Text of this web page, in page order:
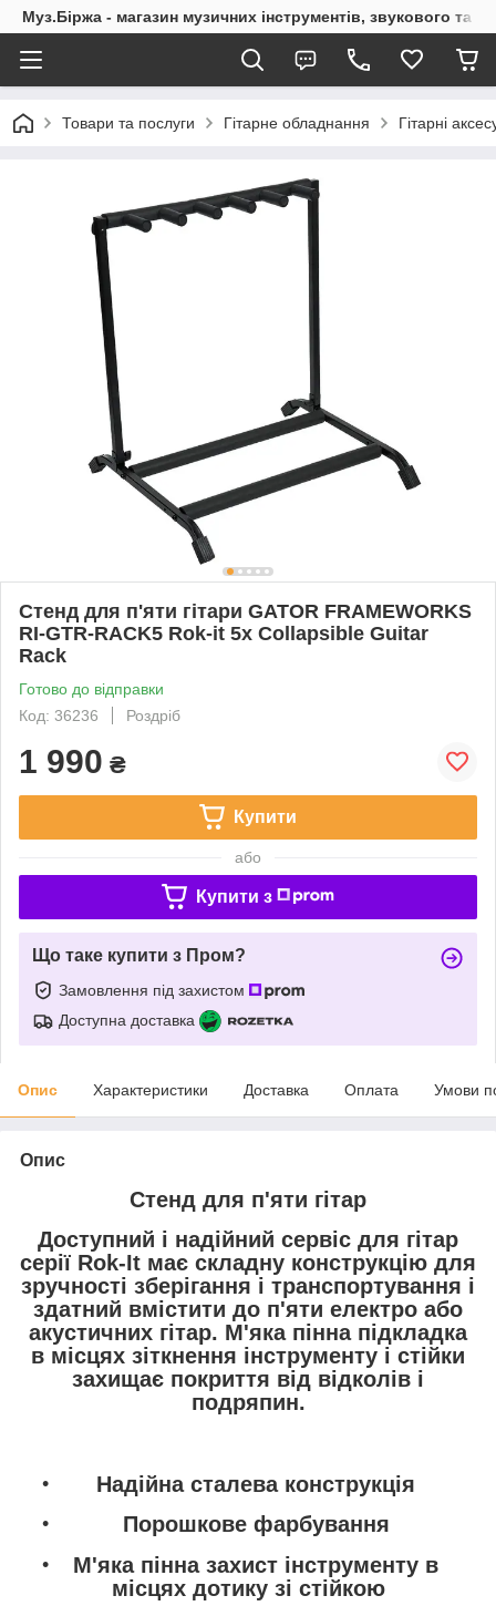
Муз.Біржа - магазин музичних інструментів, звукового та
Товари та послуги Гітарне обладнання Гітарні
Стенд для п'яти гітари GATOR FRAMEWORKS
RI-GTR-RACK5 Rok-it 5x Collapsible Guitar
Rack
Готово до відправки
Код: 36236
Роздріб
1 990 ₴
Купити
або
Купити з
Що таке купити з Пром?
Замовлення під захистом
Доступна доставка
Опис Характеристики Доставка Оплата Умови
Опис
Стенд для п'яти гітар
Доступний і надійний сервіс для гітар
серії Rok-It має складну конструкцію для
зручності зберігання і транспортування і
здатний вмістити до п'яти електро або
акустичних гітар. М'яка пінна підкладка
в місцях зіткнення інструменту і стійки
захищає покриття від відколів і
подряпин.
Надійна сталева конструкція
Порошкове фарбування
М'яка пінна захист інструменту в
місцях дотику зі стійкою